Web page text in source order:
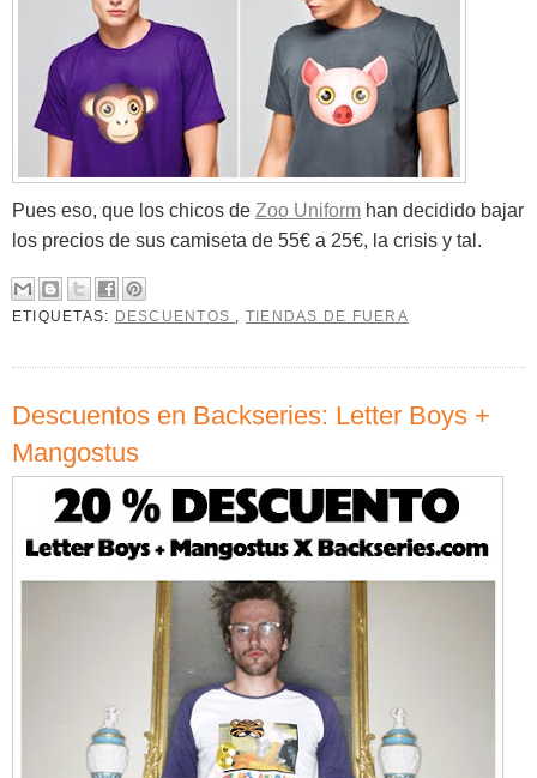
Pues eso, que los chicos de Zoo Uniform han decidido bajar
los precios de sus camiseta de 55€ a 25€, la crisis y tal.
ETIQUETAS: DESCUENTOS , TIENDAS DE FUERA
Descuentos en Backseries: Letter Boys +
Mangostus